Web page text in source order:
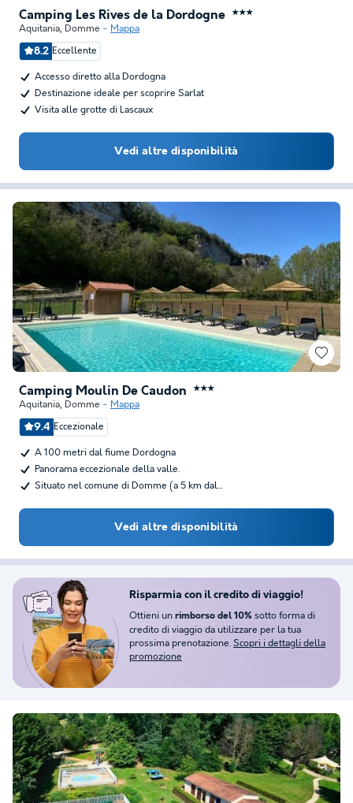
Camping Les Rives de la Dordogne ★★★
Aquitania, Domme Mappa
8.2 Eccellente
Accesso diretto alla Dordogna
Destinazione ideale per scoprire Sarlat
Visita alle grotte di Lascaux
Vedi altre disponibilità
Camping Moulin De Caudon ★★★
Aquitania, Domme Mappa
9.4 Eccezionale
A 100 metri dal fiume Dordogna
Panorama eccezionale della valle.
Situato nel comune di Domme (a 5 km dal…
Vedi altre disponibilità
Risparmia con il credito di viaggio!
Ottieni un rimborso del 10% sotto forma di
credito di viaggio da utilizzare per la tua
prossima prenotazione. Scopri i dettagli della
promozione